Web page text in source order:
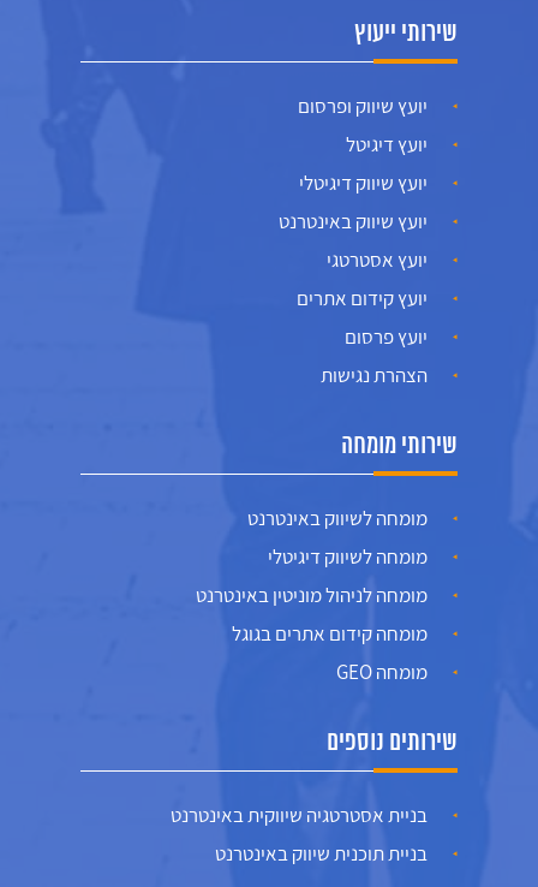
שירותי ייעוץ
יועץ שיווק ופרסום
יועץ דיגיטל
יועץ שיווק דיגיטלי
יועץ שיווק באינטרנט
יועץ אסטרטגי
יועץ קידום אתרים
יועץ פרסום
הצהרת נגישות
שירותי מומחה
מומחה לשיווק באינטרנט
מומחה לשיווק דיגיטלי
מומחה לניהול מוניטין באינטרנט
מומחה קידום אתרים בגוגל
מומחה GEO
שירותים נוספים
בניית אסטרטגיה שיווקית באינטרנט
בניית תוכנית שיווק באינטרנט